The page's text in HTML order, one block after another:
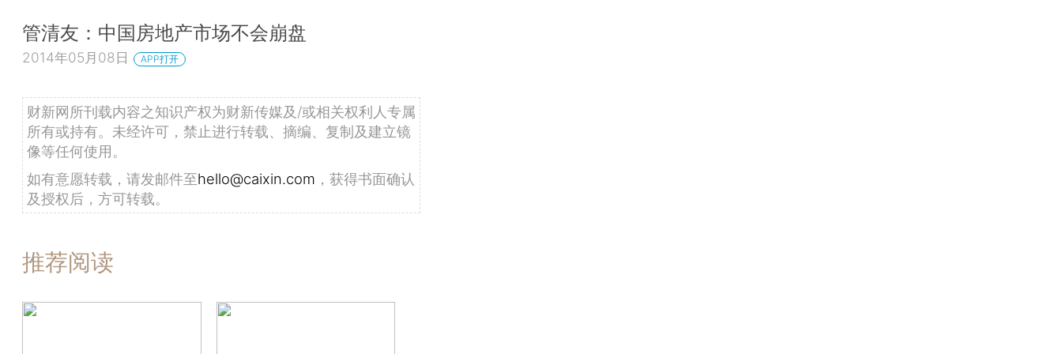
管清友：中国房地产市场不会崩盘
2014年05月08日 APP打开
财新网所刊载内容之知识产权为财新传媒及/或相关权利人专属
所有或持有。未经许可，禁止进行转载、摘编、复制及建立镜
像等任何使用。
如有意愿转载，请发邮件至hello@caixin.com ，获得书面确认
及授权后，方可转载。
推荐阅读